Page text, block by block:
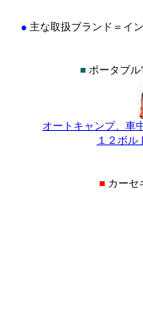
● 主な取扱ブランド＝イ
■ ポータブ
オートキャンプ、車
１２ボ
■ カー